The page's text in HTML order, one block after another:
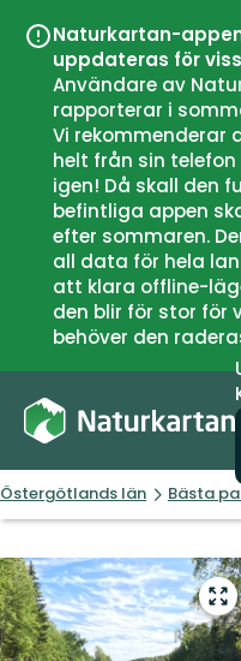
Naturkartan-
uppdateras för
Användare av
rapporterar i
Vi rekommenderar
helt från sin
igen! Då skall den
befintliga appen
efter sommaren.
all data för hela
att klara offline-
den blir för stor för
behöver den
Östergötlands län Bästa
Gå
till